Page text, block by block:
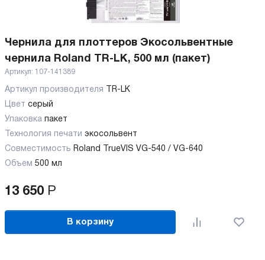
Чернила для плоттеров Экосольвентные
чернила Roland TR-LK, 500 мл (пакет)
Артикул: 107-141389
Артикул производителя
TR-LK
Цвет серый
Упаковка пакет
Технология печати экосольвент
Совместимость Roland TrueVIS VG-540 / VG-640
Объем 500 мл
13 650 Р
В корзину